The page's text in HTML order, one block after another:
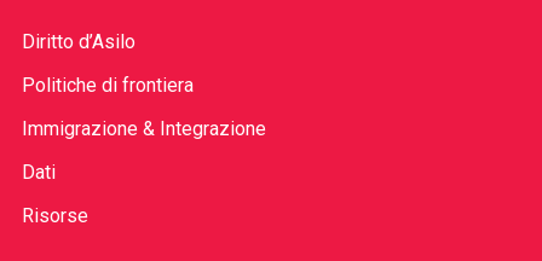
Diritto d’Asilo
Politiche di frontiera
Immigrazione & Integrazione
Dati
Risorse